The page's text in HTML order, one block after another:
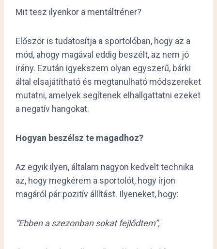
Mit tesz ilyenkor a mentáltréner?
Először is tudatosítja a sportolóban, hogy az a
mód, ahogy magával eddig beszélt, az nem jó
irány. Ezután igyekszem olyan egyszerű, bárki
által elsajátítható és megtanulható módszereket
mutatni, amelyek segítenek elhallgattatni ezeket
a negatív hangokat.
Hogyan beszélsz te magadhoz?
Az egyik ilyen, általam nagyon kedvelt technika
az, hogy megkérem a sportolót, hogy írjon
magáról pár pozitív állítást. Ilyeneket, hogy:
“Ebben a szezonban sokat fejlődtem”,